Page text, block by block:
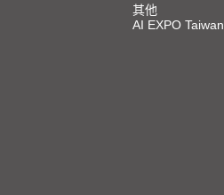
其他
AI EXPO Taiwan